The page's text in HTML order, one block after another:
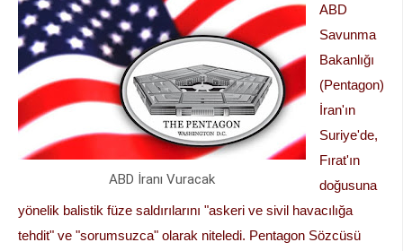
ABD İranı Vuracak
ABD
Savunma
Bakanlığı
(Pentagon)
İran'ın
Suriye'de,
Fırat'ın
doğusuna
yönelik balistik füze saldırılarını "askeri ve sivil havacılığa
tehdit" ve "sorumsuzca" olarak niteledi. Pentagon Sözcüsü